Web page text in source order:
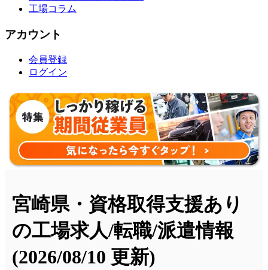
工場コラム
アカウント
会員登録
ログイン
宮崎県・資格取得支援あり
の工場求人/転職/派遣情報
(2026/08/10 更新)